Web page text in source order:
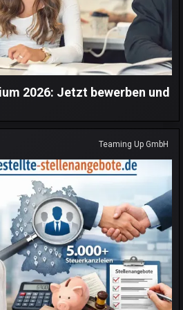
2026: Jetzt bewerben und
Teaming Up GmbH